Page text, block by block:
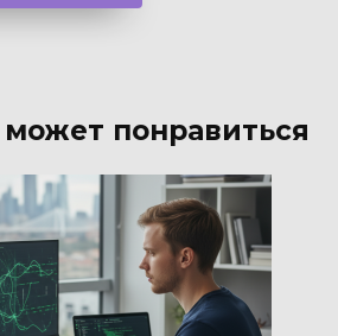
понравиться